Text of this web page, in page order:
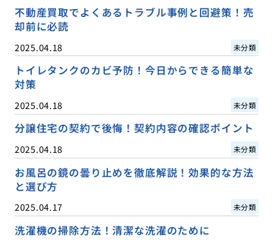
不動産買取でよくあるトラブル事例と回避策！売
却前に必読
2025.04.18 未分類
トイレタンクのカビ予防！今日からできる簡単な
対策
2025.04.18 未分類
分譲住宅の契約で後悔！契約内容の確認ポイント
2025.04.18 未分類
お風呂の鏡の曇り止めを徹底解説！効果的な方法
と選び方
2025.04.17 未分類
洗濯機の掃除方法！清潔な洗濯のために